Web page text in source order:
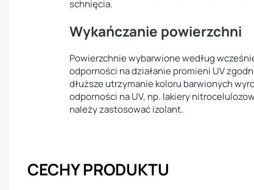
schnięcia.
Wykańczanie powierzchni
Powierzchnie wybarwione według
odporności na działanie promieni UV
dłuższe utrzymanie koloru barwionych
odporności na UV, np. lakiery
należy zastosować izolant.
CECHY PRODUKTU